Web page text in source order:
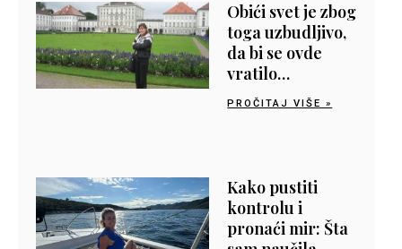
Obići svet je zbog
toga uzbudljivo,
da bi se ovde
vratilo…
PROČITAJ VIŠE »
Kako pustiti
kontrolu i
pronaći mir: Šta